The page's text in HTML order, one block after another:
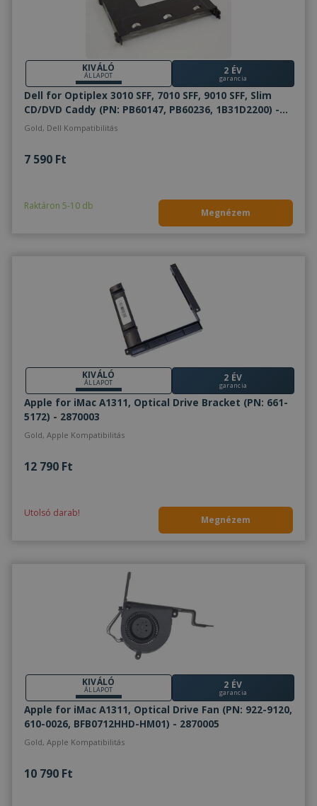
KIVÁLÓ
ÁLLAPOT 2 ÉV
garancia
Dell for Optiplex 3010 SFF, 7010 SFF, 9010 SFF, Slim
CD/DVD Caddy (PN: PB60147, PB60236, 1B31D2200) -
2870011Gold, Dell Kompatibilitás
7 590 Ft
Raktáron 5-10 db
Megnézem
KIVÁLÓ
ÁLLAPOT 2 ÉV
garancia
Apple for iMac A1311, Optical Drive Bracket (PN: 661-
5172) - 2870003
Gold, Apple Kompatibilitás
12 790 Ft
Utolsó darab!
Megnézem
KIVÁLÓ
ÁLLAPOT 2 ÉV
garancia
Apple for iMac A1311, Optical Drive Fan (PN: 922-9120,
610-0026, BFB0712HHD-HM01) - 2870005
Gold, Apple Kompatibilitás
10 790 Ft